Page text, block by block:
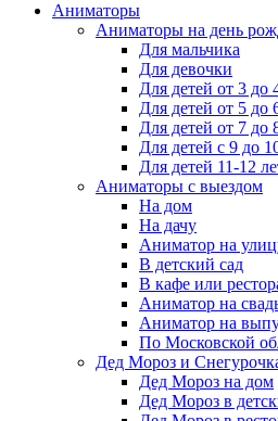
Аниматоры
Аниматоры на день
Для мальчика
Для девочки
Для детей от 3 до
Для детей от 5 до
Для детей от 7 до
Для детей с 9 до
Для детей 11-12
Аниматоры с выездом
На дом
На дачу
Аниматор на
В детский сад
В кафе или
Аниматор на
Аниматор на
По Московской
Дед Мороз и
Дед Мороз на дом
Дед Мороз в